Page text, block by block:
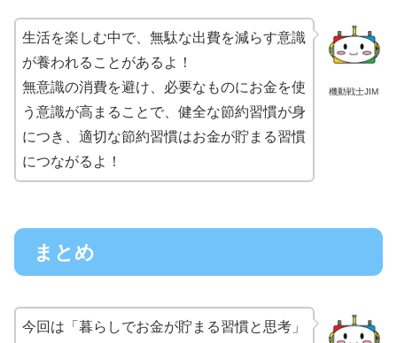
機動戦士JIM
生活を楽しむ中で、無駄な出費を減らす意識
が養われることがあるよ！
無意識の消費を避け、必要なものにお金を使
う意識が高まることで、健全な節約習慣が身
につき、適切な節約習慣はお金が貯まる習慣
につながるよ！
まとめ
今回は「暮らしでお金が貯まる習慣と思考」